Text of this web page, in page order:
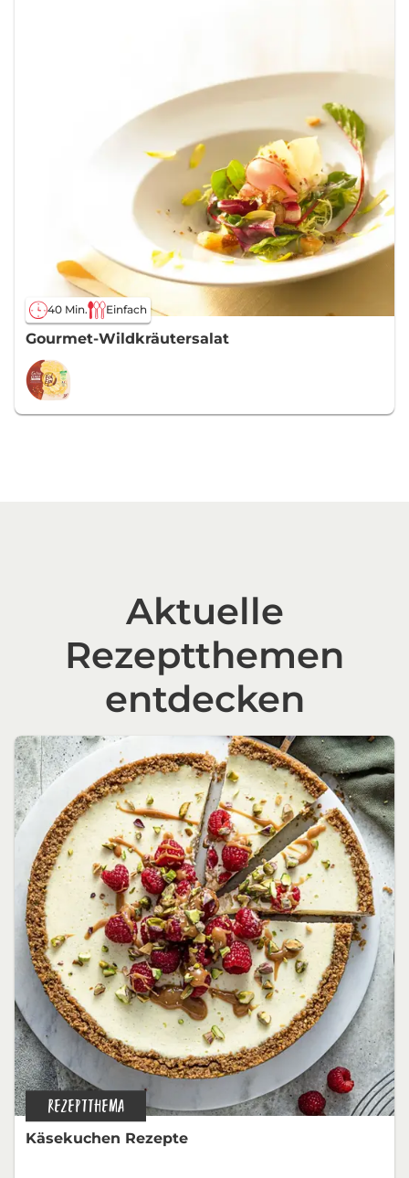
40 Min. Einfach
Gourmet-Wildkräutersalat
Aktuelle
Rezeptthemen
entdecken
REZEPTTHEMA
Käsekuchen Rezepte